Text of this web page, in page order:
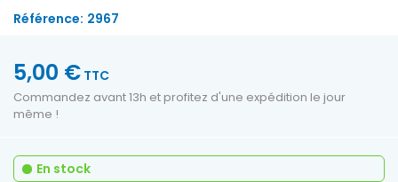
Référence: 2967
5,00 € TTC
Commandez avant 13h et profitez d'une expédition le jour
même !
En stock